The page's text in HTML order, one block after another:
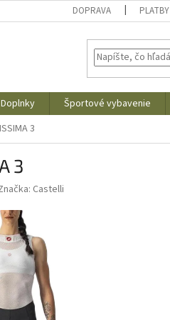
DOPRAVA PLATBY
Doplnky Športové vybavenie
3
3
Castelli